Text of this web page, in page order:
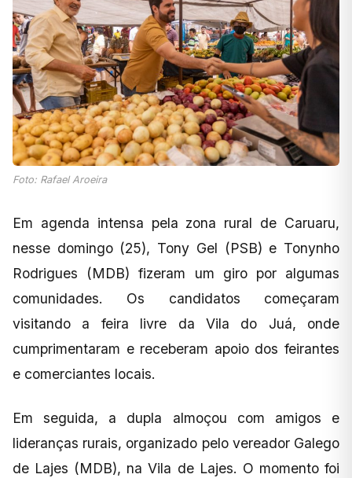
Foto: Rafael Aroeira
Em agenda intensa pela zona rural de Caruaru,
nesse domingo (25), Tony Gel (PSB) e Tonynho
Rodrigues (MDB) fizeram um giro por algumas
comunidades. Os candidatos começaram
visitando a feira livre da Vila do Juá, onde
cumprimentaram e receberam apoio dos feirantes
e comerciantes locais.
Em seguida, a dupla almoçou com amigos e
lideranças rurais, organizado pelo vereador Galego
de Lajes (MDB), na Vila de Lajes. O momento foi